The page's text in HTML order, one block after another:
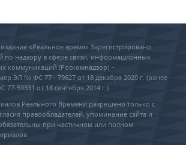
«Реальное время» Зарегистрировано
по надзору в сфере связи, информационных
коммуникаций (Роскомнадзор) –
ЭЛ № ФС 77 - 79627 от 18 декабря 2020 г. (ранее
77-59331 от 18 сентября 2014 г.)
Реального Времени разрешено только с
правообладателей, упоминание сайта и
при частичном или полном